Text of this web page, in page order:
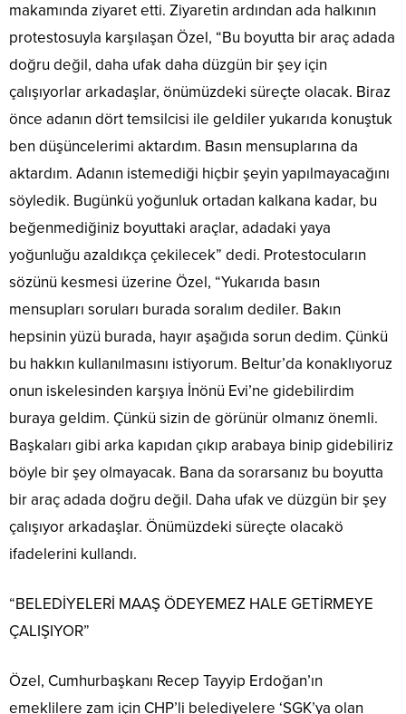
makamında ziyaret etti. Ziyaretin ardından ada halkının
protestosuyla karşılaşan Özel, “Bu boyutta bir araç adada
doğru değil, daha ufak daha düzgün bir şey için
çalışıyorlar arkadaşlar, önümüzdeki süreçte olacak. Biraz
önce adanın dört temsilcisi ile geldiler yukarıda konuştuk
ben düşüncelerimi aktardım. Basın mensuplarına da
aktardım. Adanın istemediği hiçbir şeyin yapılmayacağını
söyledik. Bugünkü yoğunluk ortadan kalkana kadar, bu
beğenmediğiniz boyuttaki araçlar, adadaki yaya
yoğunluğu azaldıkça çekilecek” dedi. Protestocuların
sözünü kesmesi üzerine Özel, “Yukarıda basın
mensupları soruları burada soralım dediler. Bakın
hepsinin yüzü burada, hayır aşağıda sorun dedim. Çünkü
bu hakkın kullanılmasını istiyorum. Beltur’da konaklıyoruz
onun iskelesinden karşıya İnönü Evi’ne gidebilirdim
buraya geldim. Çünkü sizin de görünür olmanız önemli.
Başkaları gibi arka kapıdan çıkıp arabaya binip gidebiliriz
böyle bir şey olmayacak. Bana da sorarsanız bu boyutta
bir araç adada doğru değil. Daha ufak ve düzgün bir şey
çalışıyor arkadaşlar. Önümüzdeki süreçte olacakö
ifadelerini kullandı.
“BELEDİYELERİ MAAŞ ÖDEYEMEZ HALE GETİRMEYE
ÇALIŞIYOR”
Özel, Cumhurbaşkanı Recep Tayyip Erdoğan’ın
emeklilere zam için CHP’li belediyelere ‘SGK’ya olan